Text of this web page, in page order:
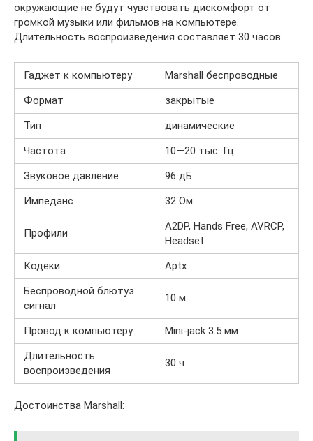
окружающие не будут чувствовать дискомфорт от
громкой музыки или фильмов на компьютере.
Длительность воспроизведения составляет 30 часов.
Гаджет к компьютеру
Marshall беспроводные
Формат
закрытые
Тип
динамические
Частота
10—20 тыс. Гц
Звуковое давление
96 дБ
Импеданс
32 Ом
Профили
A2DP, Hands Free, AVRCP,
Headset
Кодеки
Aptx
Беспроводной блютуз
сигнал
10 м
Провод к компьютеру
Mini-jack 3.5 мм
Длительность
воспроизведения
30 ч
Достоинства Marshall: